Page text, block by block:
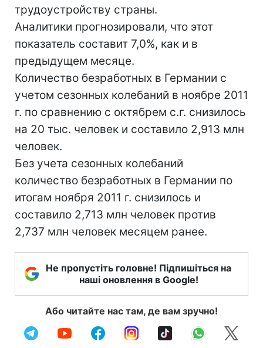
трудоустройству страны.
Аналитики прогнозировали, что этот
показатель составит 7,0%, как и в
предыдущем месяце.
Количество безработных в Германии с
учетом сезонных колебаний в ноябре 2011
г. по сравнению с октябрем с.г. снизилось
на 20 тыс. человек и составило 2,913 млн
человек.
Без учета сезонных колебаний
количество безработных в Германии по
итогам ноября 2011 г. снизилось и
составило 2,713 млн человек против
2,737 млн человек месяцем ранее.
Не пропустіть головне! Підпишіться на
наші оновлення в Google!
Або читайте нас там, де вам зручно!